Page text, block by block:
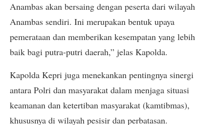
Anambas akan bersaing dengan peserta dari wilayah
Anambas sendiri. Ini merupakan bentuk upaya
pemerataan dan memberikan kesempatan yang lebih
baik bagi putra-putri daerah,” jelas Kapolda.
Kapolda Kepri juga menekankan pentingnya sinergi
antara Polri dan masyarakat dalam menjaga situasi
keamanan dan ketertiban masyarakat (kamtibmas),
khususnya di wilayah pesisir dan perbatasan.